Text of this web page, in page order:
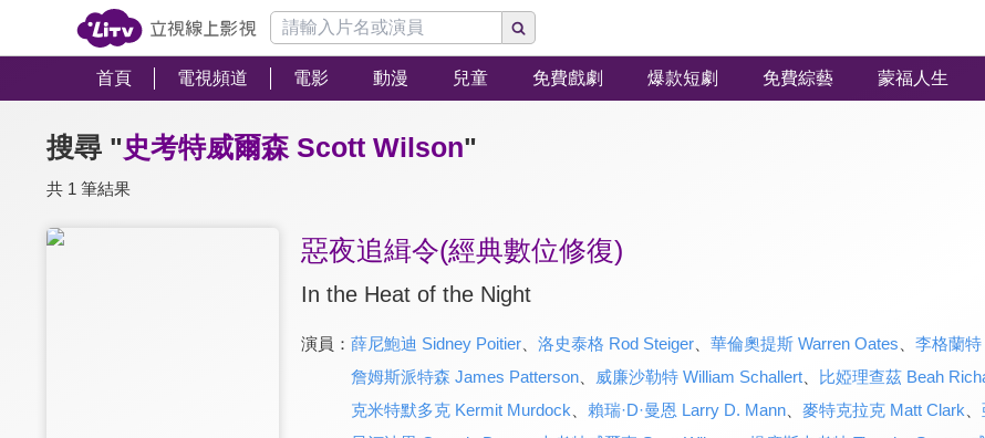
首頁 電視頻道 電影 動漫 兒童 免費戲劇 爆款短劇 免費綜藝 蒙福人生
搜尋 "史考特威爾森 Scott Wilson"
共 1 筆結果
惡夜追緝令(經典數位修復)
In the Heat of the Night
演員： 薛尼鮑迪 Sidney Poitier、 洛史泰格 Rod Steiger、 華倫奧提斯 Warren Oates 李格蘭特
詹姆斯派特森 James Patterson、 威廉沙勒特 William Schallert、 比婭理查茲 Beah
克米特默多克 Kermit Murdock
賴瑞·D·曼恩 Larry D. Mann、 麥特克拉克 Matt Clark